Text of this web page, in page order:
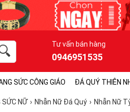
Tư vấn bán hàng
0946951535
SỨC CÔNG GIÁO ĐÁ QUÝ THIÊN
SỨC NỮ Nhẫn Nữ Đá Quý Nhẫn Nữ